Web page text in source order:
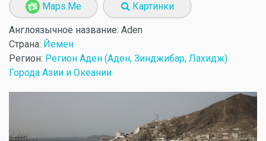
Maps.Me Картинки
Англоязычное название: Aden
Страна: Йемен
Регион: Регион Аден (Аден, Зинджибар, Лахидж)
Города Азии и Океании